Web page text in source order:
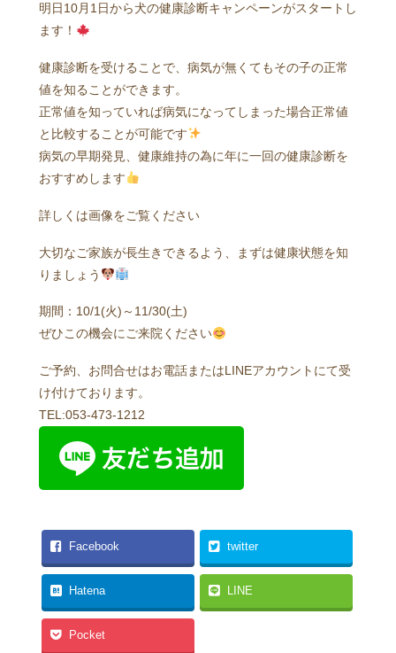
明日10月1日から犬の健康診断キャンペーンがスタートし
ます！
健康診断を受けることで、病気が無くてもその子の正常
値を知ることができます。
正常値を知っていれば病気になってしまった場合正常値
と比較することが可能です
病気の早期発見、健康維持の為に年に一回の健康診断を
おすすめします
詳しくは画像をご覧ください
大切なご家族が長生きできるよう、まずは健康状態を知
りましょう
期間：10/1(火)～11/30(土)
ぜひこの機会にご来院ください
ご予約、お問合せはお電話またはLINEアカウントにて受
け付けております。
TEL:053-473-1212
Facebook twitter
Hatena LINE
Pocket